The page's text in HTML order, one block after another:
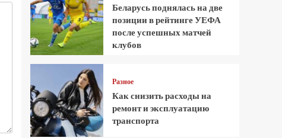
Беларусь поднялась на две
позиции в рейтинге УЕФА
после успешных матчей
клубов
Разное
Как снизить расходы на
ремонт и эксплуатацию
транспорта